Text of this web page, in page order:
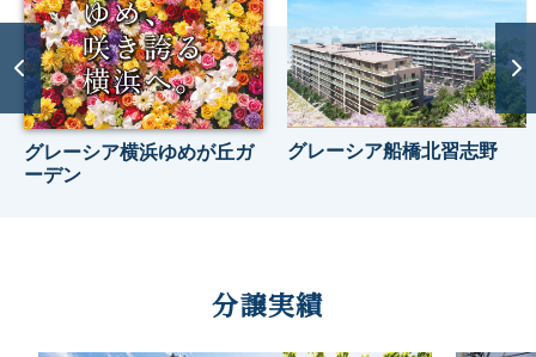
グレーシア横浜ゆめが丘ガ
ーデン
グレーシア船橋北習志野
分譲実績